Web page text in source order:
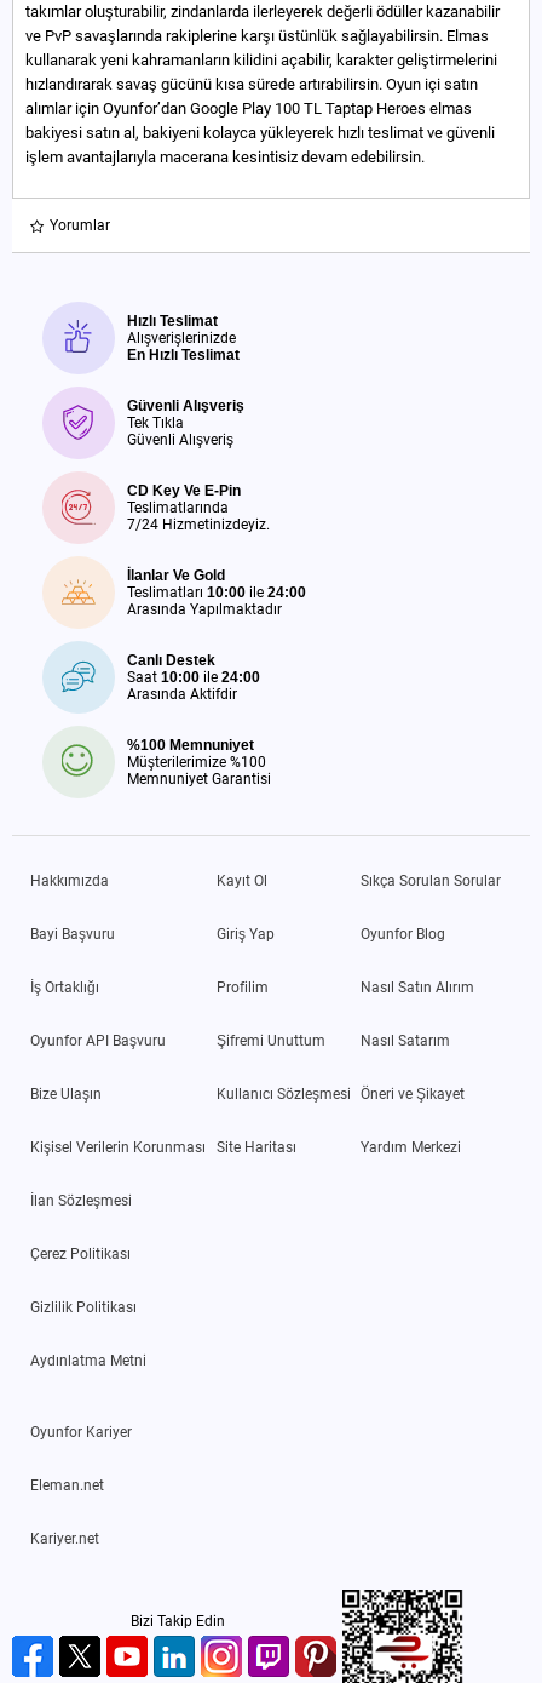
takımlar oluşturabilir, zindanlarda ilerleyerek değerli ödüller kazanabilir
ve PvP savaşlarında rakiplerine karşı üstünlük sağlayabilirsin. Elmas
kullanarak yeni kahramanların kilidini açabilir, karakter geliştirmelerini
hızlandırarak savaş gücünü kısa sürede artırabilirsin. Oyun içi satın
alımlar için Oyunfor’dan Google Play 100 TL Taptap Heroes elmas
bakiyesi satın al, bakiyeni kolayca yükleyerek hızlı teslimat ve güvenli
işlem avantajlarıyla macerana kesintisiz devam edebilirsin.
Yorumlar
Hızlı Teslimat
Alışverişlerinizde
En Hızlı Teslimat
Güvenli Alışveriş
Tek Tıkla
Güvenli Alışveriş
CD Key Ve E-Pin
Teslimatlarında
7/24 Hizmetinizdeyiz.
İlanlar Ve Gold
Teslimatları 10:00 ile 24:00
Arasında Yapılmaktadır
Canlı Destek
Saat 10:00 ile 24:00
Arasında Aktifdir
%100 Memnuniyet
Müşterilerimize %100
Memnuniyet Garantisi
Hakkımızda
Bayi Başvuru
İş Ortaklığı
Oyunfor API Başvuru
Bize Ulaşın
Kişisel Verilerin Korunması
İlan Sözleşmesi
Çerez Politikası
Gizlilik Politikası
Aydınlatma Metni
Kayıt Ol
Giriş Yap
Profilim
Şifremi Unuttum
Kullanıcı Sözleşmesi
Site Haritası
Sıkça Sorulan Sorular
Oyunfor Blog
Nasıl Satın Alırım
Nasıl Satarım
Öneri ve Şikayet
Yardım Merkezi
Oyunfor Kariyer
Eleman.net
Kariyer.net
Bizi Takip Edin